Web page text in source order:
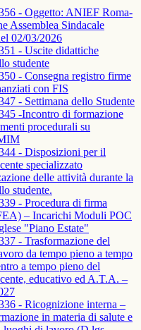
- Oggetto: ANIEF Roma-
Assemblea Sindacale
02/03/2026
- Uscite didattiche
studente
- Consegna registro firme
con FIS
- Settimana dello Studente
-Incontro di formazione
procedurali su
- Disposizioni per il
specializzato
delle attività durante la
studente.
- Procedura di firma
– Incarichi Moduli POC
"Piano Estate"
- Trasformazione del
da tempo pieno a tempo
a tempo pieno del
educativo ed A.T.A. –
- Ricognizione interna –
in materia di salute e